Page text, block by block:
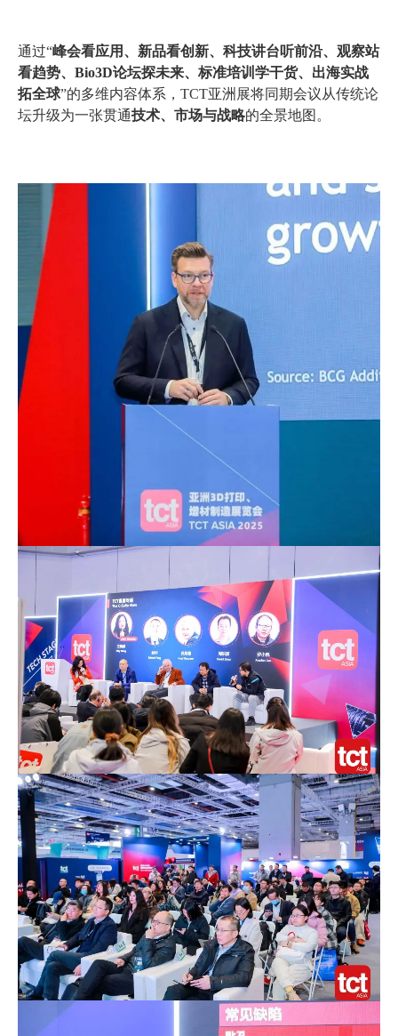
通过“峰会看应用、新品看创新、科技讲台听前沿、观察站
看趋势、Bio3D论坛探未来、标准培训学干货、出海实战
拓全球”的多维内容体系，TCT亚洲展将同期会议从传统论
坛升级为一张贯通技术、市场与战略的全景地图。